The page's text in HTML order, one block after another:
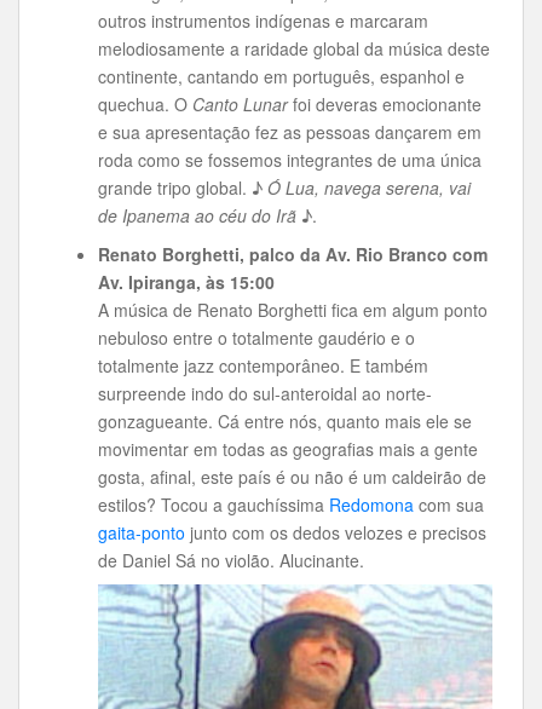
outros instrumentos indígenas e marcaram
melodiosamente a raridade global da música deste
continente, cantando em português, espanhol e
quechua. O Canto Lunarfoi deveras emocionante
e sua apresentação fez as pessoas dançarem em
roda como se fossemos integrantes de uma única
grande tripo global. ♪ Ó Lua, navega serena, vai
de Ipanema ao céu do Irã ♪.
Renato Borghetti, palco da Av. Rio Branco com
Av. Ipiranga, às 15:00
A música de Renato Borghetti fica em algum ponto
nebuloso entre o totalmente gaudério e o
totalmente jazz contemporâneo. E também
surpreende indo do sul-anteroidal ao norte-
gonzagueante. Cá entre nós, quanto mais ele se
movimentar em todas as geografias mais a gente
gosta, afinal, este país é ou não é um caldeirão de
estilos? Tocou a gauchíssima Redomona com sua
gaita-ponto junto com os dedos velozes e precisos
de Daniel Sá no violão. Alucinante.